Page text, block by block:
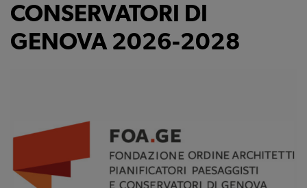
FORMAZIONE
CONSERVATORI DI
GENOVA 2026-2028